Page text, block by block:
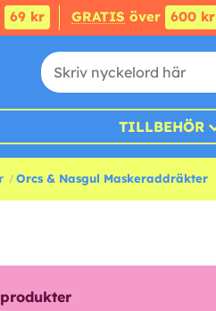
69 kr GRATIS över 600 kr
TILLBEHÖR
Orcs & Nasgul Maskeraddräkter
produkter